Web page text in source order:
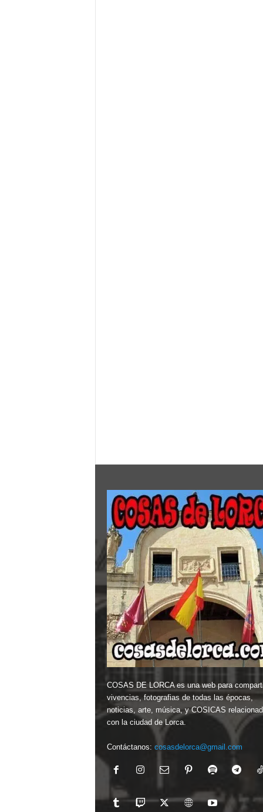
COSAS DE LORCA es una web para
vivencias, fotografias de todas las épocas,
noticias, arte, música, y COSICAS
con la ciudad de Lorca.
Contáctanos: cosasdelorca@gmail.com